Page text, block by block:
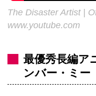
The Disaster Artist |
www.youtube.com
最優秀長編ア
ンバー・ミー